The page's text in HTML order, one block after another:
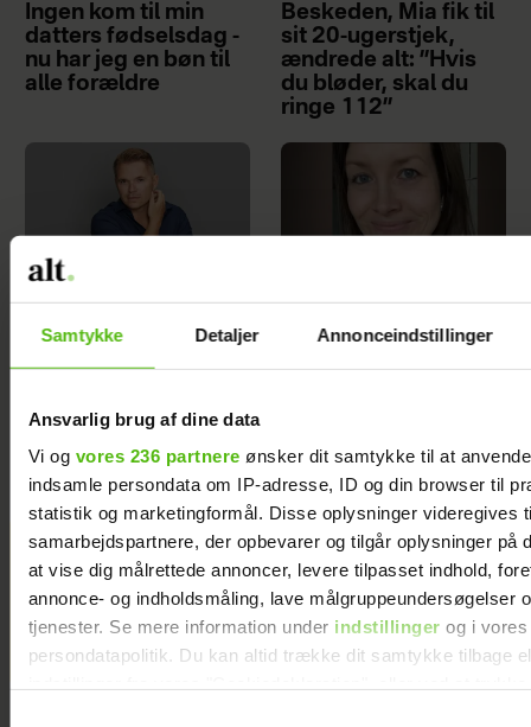
Samtykke Detaljer Annonceindstillinger
Ansvarlig brug af dine data
Vi og vores 236 partnere ønsker dit samtykke til at
indsamle persondata om IP-adresse, ID og din browser til
statistik og marketingformål. Disse oplysninger videregives
samarbejdspartnere, der opbevarer og tilgår oplysninger på
at vise dig målrettede annoncer, levere tilpasset indhold,
annonce- og indholdsmåling, lave målgruppeundersøgelser
tjenester. Se mere information under indstillinger og i vores
persondatapolitik. Du kan altid trække dit samtykke tilbage
Ingen kom til min
datters fødselsdag -
nu har jeg en bøn til
alle forældre
Beskeden, Mia fik til
sit 20-ugerstjek,
ændrede alt: ”Hvis
du bløder, skal du
ringe 112”
hvor meget han
følger sine sønner på
Snapkort på
telefonen – og det
har sat tankerne i
gang
være genert. Men
Jeg vil aldrig tilgive min
eksmand for det, han gjorde,
efter jeg forlod ham